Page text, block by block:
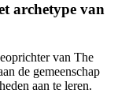
archetype van
van The
de gemeenschap
aan te leren.